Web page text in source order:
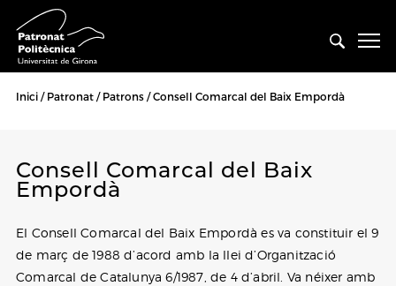
Inici Patronat Patrons Consell Comarcal del Baix Empordà
Consell Comarcal del Baix
Empordà
El Consell Comarcal del Baix Empordà es va constituir el 9
de març de 1988 d’acord amb la llei d’Organització
Comarcal de Catalunya 6/1987, de 4 d’abril. Va néixer amb